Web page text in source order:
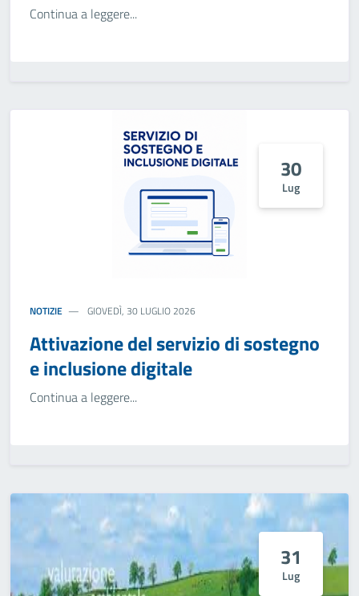
Continua a leggere...
30
Lug
NOTIZIE GIOVEDÌ, 30 LUGLIO 2026
Attivazione del servizio di sostegno
e inclusione digitale
Continua a leggere...
31
Lug